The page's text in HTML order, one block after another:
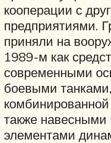
кооперации с
предприятиями.
приняли на
1989-м как
современными
боевыми
также
элементами